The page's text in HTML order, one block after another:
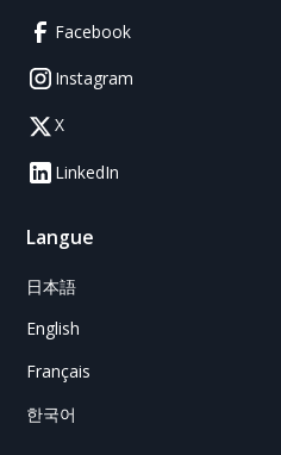
Facebook
Instagram
X
LinkedIn
Langue
日本語
English
Français
한국어